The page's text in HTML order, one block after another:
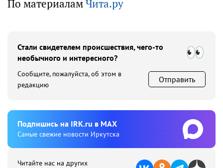
По материаламЧита.ру
Стали свидетелем происшествия, чего-то
необычного и интересного?
Сообщите, пожалуйста, об этом в
редакцию
Отправить
Подпишиcь на IRK.ru в MAX
Cамые свежие новости Иркутска
Читайте нас на других